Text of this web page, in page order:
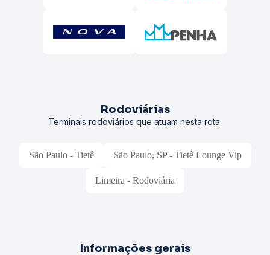
Rodoviárias
Terminais rodoviários que atuam nesta rota.
São Paulo - Tietê São Paulo, SP - Tietê Lounge Vip
Limeira - Rodoviária
Informações gerais